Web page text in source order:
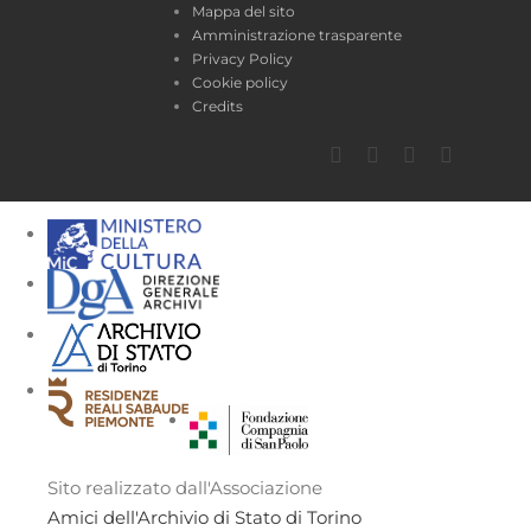
Mappa del sito
Amministrazione trasparente
Privacy Policy
Cookie policy
Credits
Facebook
TwitterYouTube
Sito realizzato dall'Associazione
Amici dell'Archivio di Stato di Torino